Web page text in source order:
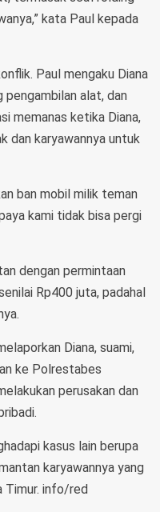
kata Paul kepada
Paul mengaku Diana
pengambilan alat, dan
memanas ketika Diana,
dan karyawannya untuk
ban mobil milik teman
kami tidak bisa pergi
dengan permintaan
Rp400 juta, padahal
Diana, suami,
ke Polrestabes
perusakan dan
kasus lain berupa
karyawannya yang
Timur. info/red